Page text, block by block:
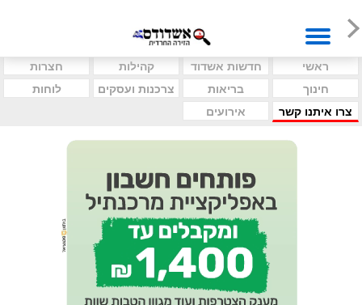
ראשי חדשות אשדוד קהילות
חצרות
חינוך
בריאות צרכנות ועסקים
לוחות
צרו איתנו קשר
אירועים